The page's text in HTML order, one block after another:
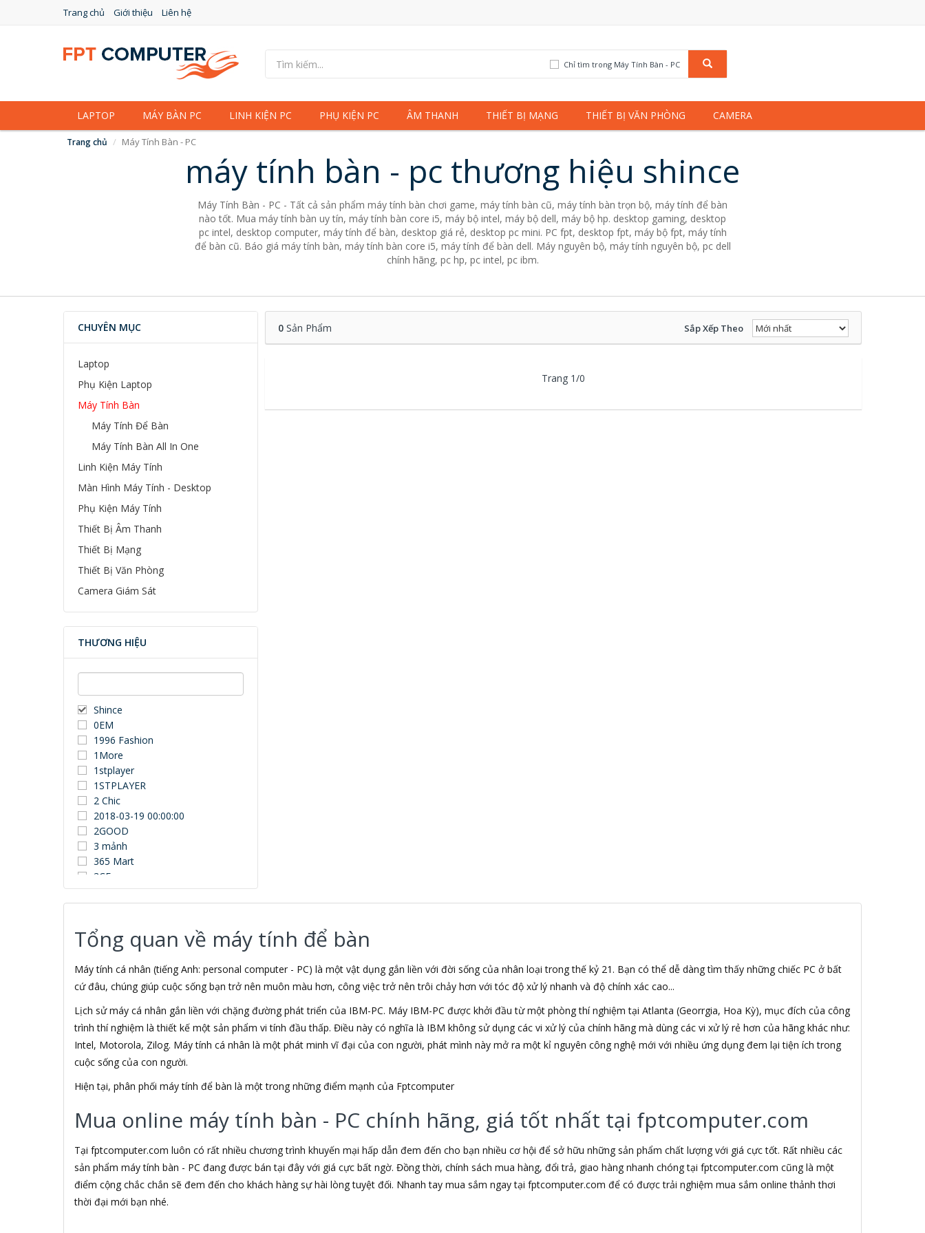
Trang chủ Giới thiệu Liên hệ
Chỉ tìm trong Máy Tính Bàn - PC
LAPTOP MÁY BÀN PC LINH KIỆN PC PHỤ KIỆN PC ÂM THANH THIẾT BỊ MẠNG THIẾT BỊ VĂN PHÒNG CAMERA
Trang chủ Máy Tính Bàn - PC
máy tính bàn - pc thương hiệu shince
Máy Tính Bàn - PC - Tất cả sản phẩm máy tính bàn chơi game, máy tính bàn cũ, máy tính bàn trọn bộ, máy tính để bàn
nào tốt. Mua máy tính bàn uy tín, máy tính bàn core i5, máy bộ intel, máy bộ dell, máy bộ hp. desktop gaming, desktop
pc intel, desktop computer, máy tính để bàn, desktop giá rẻ, desktop pc mini. PC fpt, desktop fpt, máy bộ fpt, máy tính
để bàn cũ. Báo giá máy tính bàn, máy tính bàn core i5, máy tính để bàn dell. Máy nguyên bộ, máy tính nguyên bộ, pc dell
chính hãng, pc hp, pc intel, pc ibm.
CHUYÊN MỤC
Laptop
Phụ Kiện Laptop
Máy Tính Bàn
Máy Tính Để Bàn
Máy Tính Bàn All In One
Linh Kiện Máy Tính
Màn Hình Máy Tính - Desktop
Phụ Kiện Máy Tính
Thiết Bị Âm Thanh
Thiết Bị Mạng
Thiết Bị Văn Phòng
Camera Giám Sát
THƯƠNG HIỆU
Shince
0EM
1996 Fashion
1More
1stplayer
1STPLAYER
2 Chic
2018-03-19 00:00:00
2GOOD
3 mảnh
365 Mart
3CE
3Dconnexion
3DUN
3M
3NOD
3OneData
4D
5ASYSTEMS
7Gift Shop
8848
A 100+
A Bonne
A Brand
A & T
Aardvark
Abel
Abo
ACASIS
Acatel
Acbel
0Sản Phẩm Sắp Xếp Theo
Trang 1/0
Tổng quan về máy tính để bàn
Máy tính cá nhân (tiếng Anh: personal computer - PC) là một vật dụng gắn liền với đời sống của nhân loại trong thế kỷ 21. Bạn có thể dễ dàng tìm thấy những chiếc PC ở bất
cứ đâu, chúng giúp cuộc sống bạn trở nên muôn màu hơn, công việc trở nên trôi chảy hơn với tóc độ xử lý nhanh và độ chính xác cao...
Lịch sử máy cá nhân gắn liền với chặng đường phát triển của IBM-PC. Máy IBM-PC được khởi đầu từ một phòng thí nghiệm tại Atlanta (Georrgia, Hoa Kỳ), mục đích của công
trình thí nghiệm là thiết kế một sản phẩm vi tính đầu thấp. Điều này có nghĩa là IBM không sử dụng các vi xử lý của chính hãng mà dùng các vi xử lý rẻ hơn của hãng khác như:
Intel, Motorola, Zilog. Máy tính cá nhân là một phát minh vĩ đại của con người, phát mình này mở ra một kỉ nguyên công nghệ mới với nhiều ứng dụng đem lại tiện ích trong
cuộc sống của con người.
Hiện tại, phân phối máy tính để bàn là một trong những điểm mạnh của Fptcomputer
Mua online máy tính bàn - PC chính hãng, giá tốt nhất tại fptcomputer.com
Tại fptcomputer.com luôn có rất nhiều chương trình khuyến mại hấp dẫn đem đến cho bạn nhiều cơ hội để sở hữu những sản phẩm chất lượng với giá cực tốt. Rất nhiều các
sản phẩm máy tính bàn - PC đang được bán tại đây với giá cực bất ngờ. Đồng thời, chính sách mua hàng, đổi trả, giao hàng nhanh chóng tại fptcomputer.com cũng là một
điểm cộng chắc chắn sẽ đem đến cho khách hàng sự hài lòng tuyệt đối. Nhanh tay mua sắm ngay tại fptcomputer.com để có được trải nghiệm mua sắm online thảnh thơi
thời đại mới bạn nhé.